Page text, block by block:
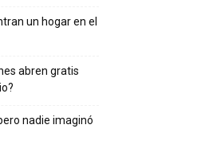
un hogar en el
abren gratis
nadie imaginó